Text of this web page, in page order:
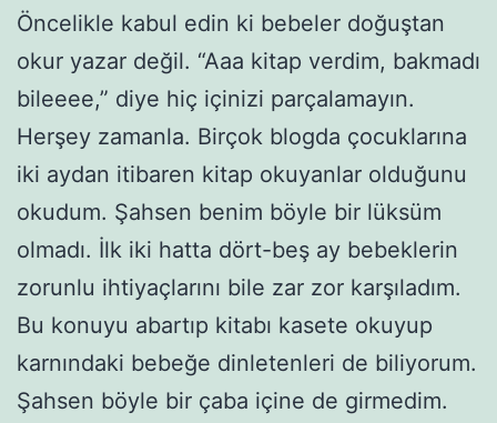
Öncelikle kabul edin ki bebeler doğuştan
okur yazar değil. “Aaa kitap verdim, bakmadı
bileeee,” diye hiç içinizi parçalamayın.
Herşey zamanla. Birçok blogda çocuklarına
iki aydan itibaren kitap okuyanlar olduğunu
okudum. Şahsen benim böyle bir lüksüm
olmadı. İlk iki hatta dört-beş ay bebeklerin
zorunlu ihtiyaçlarını bile zar zor karşıladım.
Bu konuyu abartıp kitabı kasete okuyup
karnındaki bebeğe dinletenleri de biliyorum.
Şahsen böyle bir çaba içine de girmedim.